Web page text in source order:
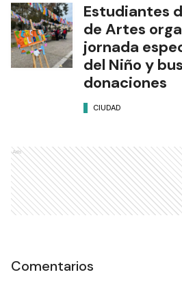
Estudiantes
de Artes
jornada
del Niño y
donaciones
CIUDAD
Ads
Comentarios